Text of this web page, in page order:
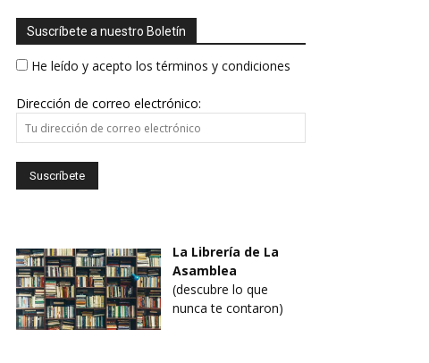
Suscríbete a nuestro Boletín
He leído y acepto los términos y condiciones
Dirección de correo electrónico:
La Librería de La
Asamblea
(descubre lo que
nunca te contaron)